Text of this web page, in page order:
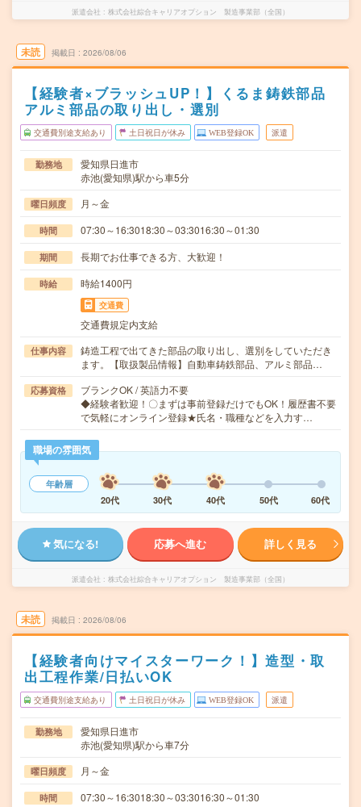
派遣会社 株式会社綜合キャリアオプション 製造事業部（全国）
未読 掲載日 2026/08/06
【経験者×ブラッシュUP！】くるま鋳鉄部品
アルミ部品の取り出し・選別
交通費別途支給あり 土日祝日が休み WEB登録OK 派遣
勤務地
愛知県日進市
赤池(愛知県)駅から車5分
曜日頻度 月～金
時間 07:30～16:3018:30～03:3016:30～01:30
期間 長期でお仕事できる方、大歓迎！
時給 時給1400円
交通費
交通費規定内支給
仕事内容
鋳造工程で出てきた部品の取り出し、選別をしていただき
ます。【取扱製品情報】自動車鋳鉄部品、アルミ部品…
応募資格
ブランクOK / 英語力不要
◆経験者歓迎！〇まずは事前登録だけでもOK！履歴書不要
で気軽にオンライン登録★氏名・職種などを入力す…
職場の雰囲気
年齢層
20代
30代 40代 50代 60代
気になる! 応募へ進む 詳しく見る
派遣会社 株式会社綜合キャリアオプション 製造事業部（全国）
未読 掲載日 2026/08/06
【経験者向けマイスターワーク！】造型・取
出工程作業/日払いOK
交通費別途支給あり 土日祝日が休み WEB登録OK 派遣
勤務地
愛知県日進市
赤池(愛知県)駅から車7分
曜日頻度 月～金
時間 07:30～16:3018:30～03:3016:30～01:30